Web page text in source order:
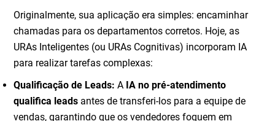
Originalmente, sua aplicação era simples: encaminhar
chamadas para os departamentos corretos. Hoje, as
URAs Inteligentes (ou URAs Cognitivas) incorporam IA
para realizar tarefas complexas:
Qualificação de Leads: A IA no pré-atendimento
qualifica leads antes de transferi-los para a equipe de
vendas, garantindo que os vendedores foquem em